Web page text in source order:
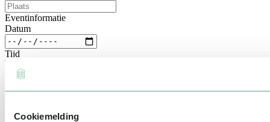
Cookiemelding
Eventinformatie
Datum
Tijd
Locatie